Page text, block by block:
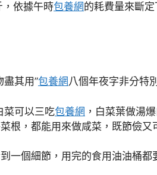
依據午時包養網的耗費量來斷
盡其用”包養網八個年夜字非分特
菜可以三吃包養網 ，白菜葉做湯
根，都能用來做咸菜，既節儉又
一個細節，用完的食用油油桶